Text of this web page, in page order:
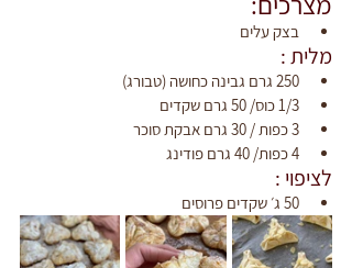
בצק עלים
מלית :
250 גרם גבינה כחושה (טבורג)
1/3 כוס/ 50 גרם שקדים
3 כפות / 30 גרם אבקת סוכר
4 כפות/ 40 גרם פודינג
לציפוי :
50 ג׳ שקדים פרוסים